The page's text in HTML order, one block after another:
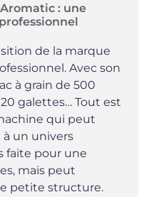
: une
de la marque
Avec son
à grain de 500
galettes… Tout est
qui peut
à un univers
faite pour une
mais peut
petite structure.